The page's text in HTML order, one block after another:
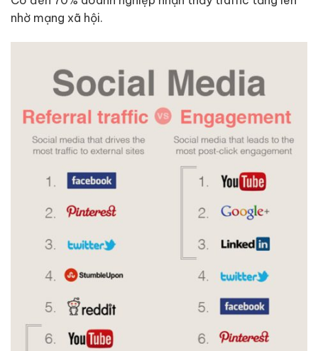
nhờ mạng xã hội.